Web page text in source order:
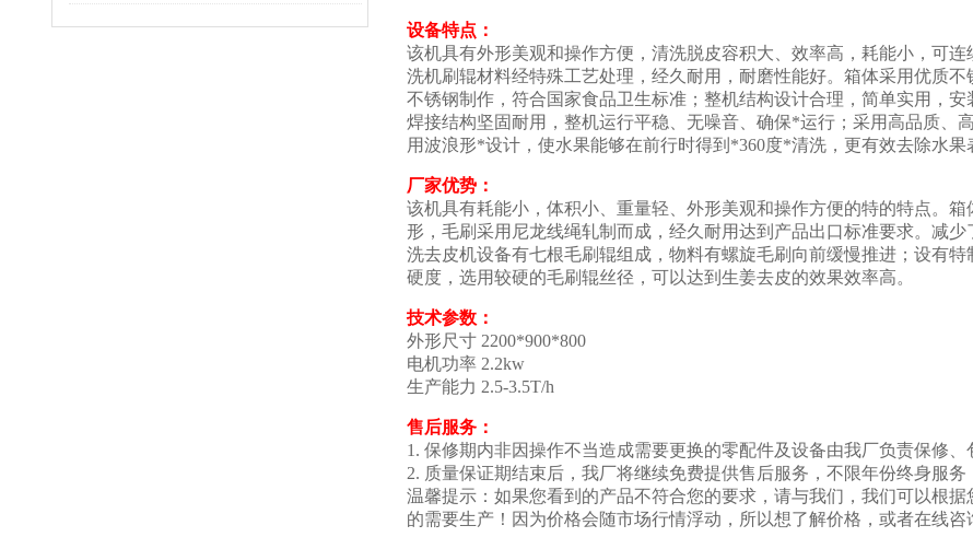
设备特点：
该机具有外形美观和操作方便，清洗脱皮容积大、效率高，耗能小，可
洗机刷辊材料经特殊工艺处理，经久耐用，耐磨性能好。箱体采用优质
不锈钢制作，符合国家食品卫生标准；整机结构设计合理，简单实用，
焊接结构坚固耐用，整机运行平稳、无噪音、确保*运行；采用高品质、
用波浪形*设计，使水果能够在前行时得到*360度*清洗，更有效去除水果
厂家优势：
该机具有耗能小，体积小、重量轻、外形美观和操作方便的特的特点。
形，毛刷采用尼龙线绳轧制而成，经久耐用达到产品出口标准要求。减
洗去皮机设备有七根毛刷辊组成，物料有螺旋毛刷向前缓慢推进；设有
硬度，选用较硬的毛刷辊丝径，可以达到生姜去皮的效果效率高。
技术参数：
外形尺寸 2200*900*800
电机功率 2.2kw
生产能力 2.5-3.5T/h
售后服务：
1. 保修期内非因操作不当造成需要更换的零配件及设备由我厂负责保修、
2. 质量保证期结束后，我厂将继续免费提供售后服务，不限年份终身服
温馨提示：如果您看到的产品不符合您的要求，请与我们，我们可以根据
的需要生产！因为价格会随市场行情浮动，所以想了解价格，或者在线咨